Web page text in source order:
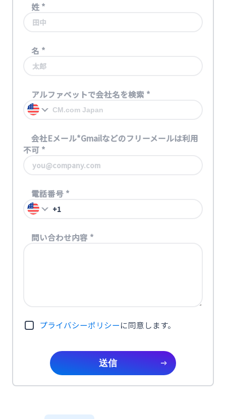
姓 *
名 *
アルファベットで会社名を検索 *
会社Eメール*Gmailなどのフリーメールは利用
不可 *
電話番号 *
問い合わせ内容 *
プライバシーポリシーに同意します。
送信